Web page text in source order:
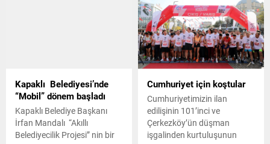
ilgi gösterdi Trakya’da tohum
sektörünü ulusal ve
uluslararası alanda daha
rekabetçi seviyeye getirmek
için...
Büyükşehir Belediyesi
Çerkezköy Kadın Dayanışma
Merkezi’ni ziyaret etti.
‘KADINLARIMIZA GÜVEN
DUYGUSU VERECEK’
Tekirdağ Büyükşehir
Belediye Başkanı Kadir
Albayrak, Tekirdağ
Büyükşehir Belediyesi
Çerkezköy Kadın Dayanışma
Merkezi’ni ziyaret etti.
Çerkezköy Belediye Başkanı
Kapaklı Belediyesi’nde
“Mobil” dönem başladı
Kapaklı Belediye Başkanı
İrfan Mandalı “Akıllı
Belediyecilik Projesi” nin bir
Cumhuriyet için koştular
Cumhuriyetimizin ilan
edilişinin 101’inci ve
Çerkezköy’ün düşman
işgalinden kurtuluşunun